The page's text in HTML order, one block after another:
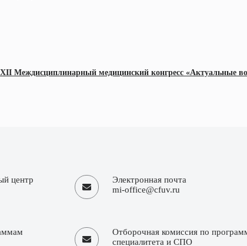
XII Междисциплинарный медицинский конгресс «Актуальные
центр
Электронная почта
mi-office@cfuv.ru
Отборочная комиссия по
специалитета и СПО